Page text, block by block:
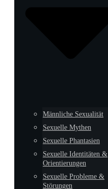
Männliche Sexualität
Sexuelle Mythen
Sexuelle Phantasien
Sexuelle Identitäten &
Orientierungen
Sexuelle Probleme &
Störungen